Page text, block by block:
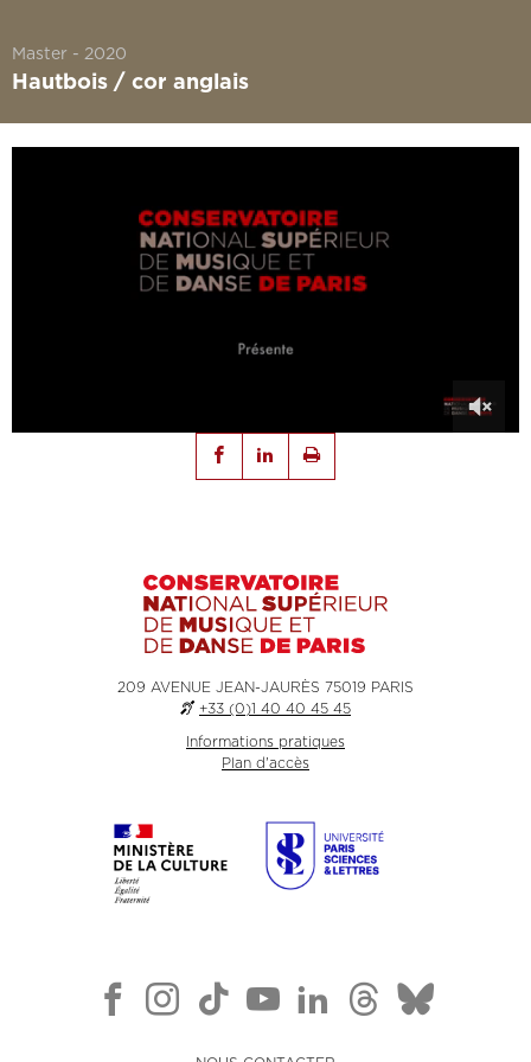
Master 2020
Hautbois / cor anglais
209 AVENUE JEAN-JAURÈS 75019 PARIS
+33 (0)1 40 40 45 45
Informations pratiques
Plan d'accès